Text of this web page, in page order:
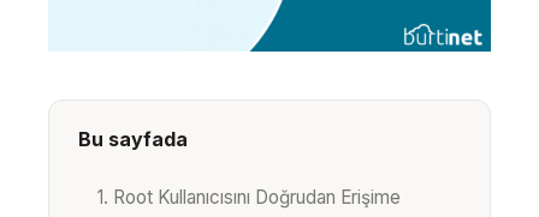
Bu sayfada
1. Root Kullanıcısını Doğrudan Erişime